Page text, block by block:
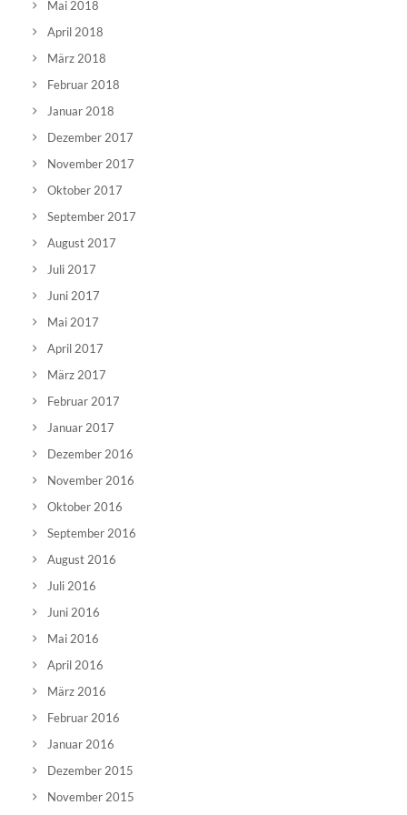
Mai 2018
April 2018
März 2018
Februar 2018
Januar 2018
Dezember 2017
November 2017
Oktober 2017
September 2017
August 2017
Juli 2017
Juni 2017
Mai 2017
April 2017
März 2017
Februar 2017
Januar 2017
Dezember 2016
November 2016
Oktober 2016
September 2016
August 2016
Juli 2016
Juni 2016
Mai 2016
April 2016
März 2016
Februar 2016
Januar 2016
Dezember 2015
November 2015